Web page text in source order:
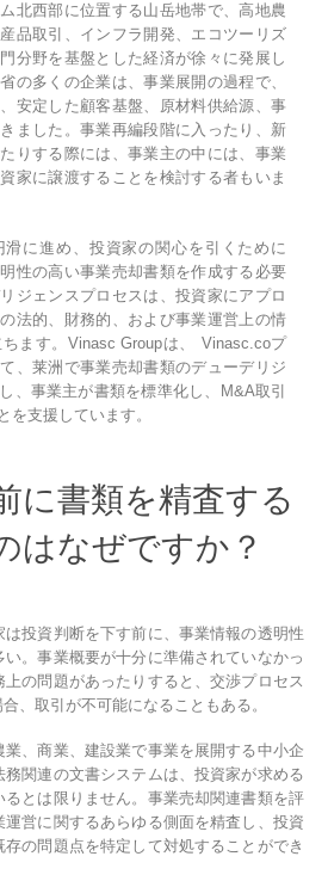
北西部に位置する山岳地帯で、高地農
品取引、インフラ開発、エコツーリズ
分野を基盤とした経済が徐々に発展し
の多くの企業は、事業展開の過程で、
安定した顧客基盤、原材料供給源、事
ました。事業再編段階に入ったり、新
りする際には、事業主の中には、事業
家に譲渡することを検討する者もいま
滑に進め、投資家の関心を引くために
性の高い事業売却書類を作成する必要
ジェンスプロセスは、投資家にアプロ
法的、財務的、および事業運営上の情
ます。Vinasc Groupは、 Vinasc.coプ
、莱洲で事業売却書類のデューデリジ
、事業主が書類を標準化し、M&A取引
を支援しています。
に書類を精査する
はなぜですか？
投資判断を下す前に、事業情報の透明性
。事業概要が十分に準備されていなかっ
の問題があったりすると、交渉プロセス
、取引が不可能になることもある。
、商業、建設業で事業を展開する中小企
関連の文書システムは、投資家が求める
とは限りません。事業売却関連書類を評
営に関するあらゆる側面を精査し、投資
の問題点を特定して対処することができ